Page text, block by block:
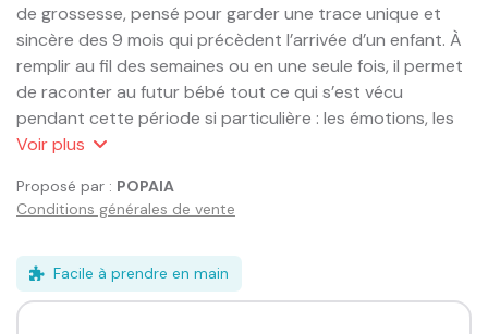
de grossesse, pensé pour garder une trace unique et
sincère des 9 mois qui précèdent l’arrivée d’un enfant. À
remplir au fil des semaines ou en une seule fois, il permet
de raconter au futur bébé tout ce qui s’est vécu
pendant cette période si particulière : les émotions, les
attentes, les petits moments du quotidien comme les
Conçu pour être partagé à deux, il invite les futurs
grâce à un ton décalé et plein d’humour. Les questions
et thèmes proposés sortent des sentiers battus et
Voirplus
Proposé par : POPAIA
Conditions générales de vente
Facile à prendre en main